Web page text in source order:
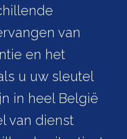
van
en het
u uw sleutel
in heel België
van dienst